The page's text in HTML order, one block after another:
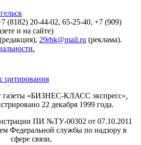
(8182) 20-44-02, 65-25-40, +7 (909)
и на сайте)
(редакция), 29rbk@mail.ru (реклама).
газеты «БИЗНЕС-КЛАСС экспресс».
22 декабря 1999 года.
ПИ №ТУ-00302 от 07.10.2011
Федеральной службы по надзору в
сфере связи,